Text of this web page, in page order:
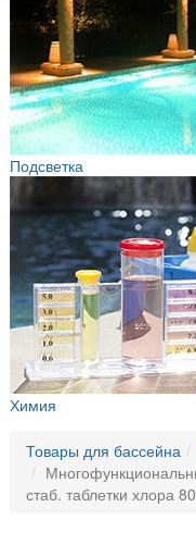
Подсветка
Химия
Товары для бассейна
стаб. таблетки хлора